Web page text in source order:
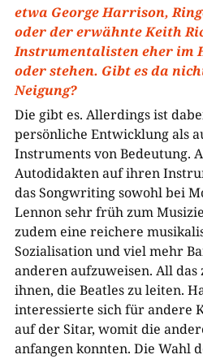
etwa George Harrison,
oder der erwähnte Keith
Instrumentalisten eher im
oder stehen. Gibt es da
Neigung?
Die gibt es. Allerdings ist
persönliche Entwicklung als
Instruments von Bedeutung.
Autodidakten auf ihren
das Songwriting sowohl bei
Lennon sehr früh zum
zudem eine reichere
Sozialisation und viel mehr
anderen aufzuweisen. All
ihnen, die Beatles zu leiten.
interessierte sich für andere
auf der Sitar, womit die
anfangen konnten. Die Wahl